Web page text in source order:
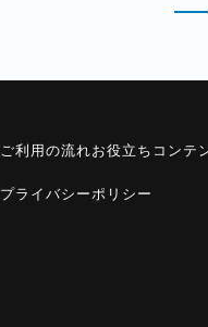
ご利用の流れお役立ちコンテ
プライバシーポリシー